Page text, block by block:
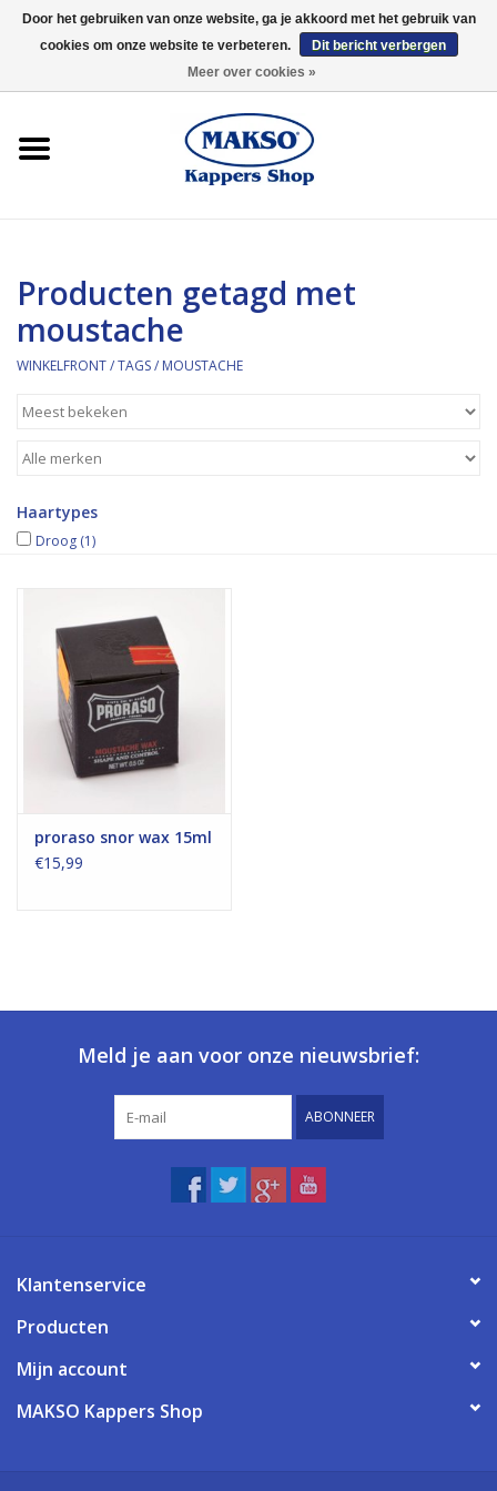
0 Artikelen - €0,00
Kaaral
360
Merken
Producten getagd met
moustache
WINKELFRONT/TAGS/ MOUSTACHE
Haartypes
Droog (1)
proraso snor wax 15ml
€15,99
Meld je aan voor onze nieuwsbrief:
ABONNEER
Klantenservice
Producten
Mijn account
MAKSO Kappers Shop
Door het gebruiken van onze website, ga je akkoord met het gebruik van
cookies om onze website te verbeteren.
Dit bericht verbergen
Meer over cookies »